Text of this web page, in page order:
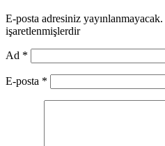
E-posta adresiniz yayınlanmayacak.
işaretlenmişlerdir
Ad *
E-posta *